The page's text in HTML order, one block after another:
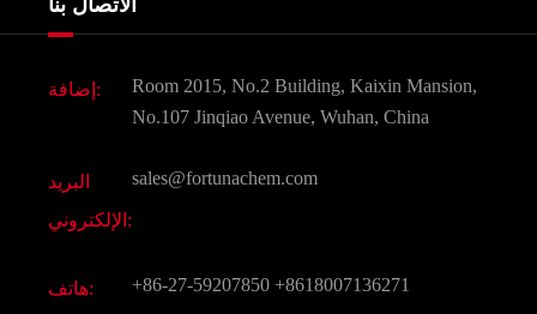
مكونات مستحضرات التجميل
النكهات و عطور
الكيميائية CAS
جميع المواد الكيميائية غرامة
إضافة:
Room 2015, No.2 Building, Kaixin Mansion,
No.107 Jinqiao Avenue, Wuhan, China
البريد
الإلكتروني:
sales@fortunachem.com
هاتف: +86-27-59207850 +8618007136271